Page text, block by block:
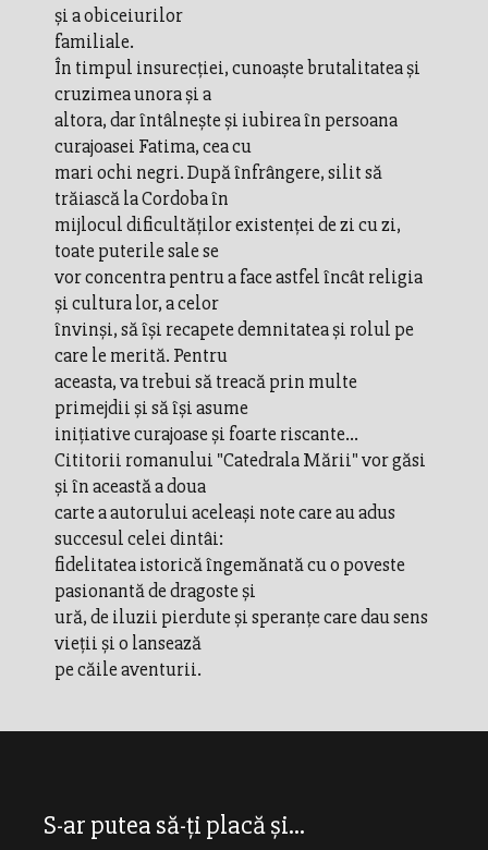
şi a obiceiurilor
familiale.
În timpul insurecţiei, cunoaşte brutalitatea şi
cruzimea unora şi a
altora, dar întâlneşte şi iubirea în persoana
curajoasei Fatima, cea cu
mari ochi negri. După înfrângere, silit să
trăiască la Cordoba în
mijlocul dificultăţilor existenţei de zi cu zi,
toate puterile sale se
vor concentra pentru a face astfel încât religia
şi cultura lor, a celor
învinşi, să îşi recapete demnitatea şi rolul pe
care le merită. Pentru
aceasta, va trebui să treacă prin multe
primejdii şi să îşi asume
iniţiative curajoase şi foarte riscante...
Cititorii romanului "Catedrala Mării" vor găsi
şi în această a doua
carte a autorului aceleaşi note care au adus
succesul celei dintâi:
fidelitatea istorică îngemănată cu o poveste
pasionantă de dragoste şi
ură, de iluzii pierdute şi speranţe care dau sens
vieţii şi o lansează
pe căile aventurii.
S-ar putea să-ți placă și...